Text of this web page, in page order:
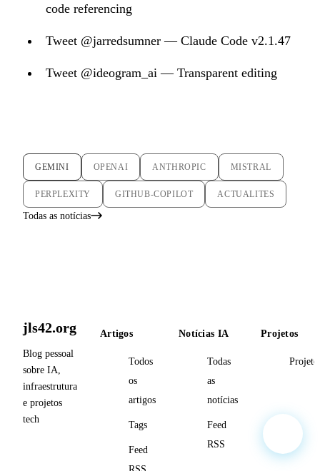
code referencing
Tweet @jarredsumner — Claude Code v2.1.47
Tweet @ideogram_ai — Transparent editing
GEMINI OPENAI ANTHROPIC MISTRAL
PERPLEXITY GITHUB-COPILOT ACTUALITES
Todas as notícias
jls42.org
Blog pessoal
sobre IA,
infraestrutura
e projetos
tech
Artigos
Todos
os
artigos
Tags
Feed
Notícias IA
Todas
as
notícias
Feed
RSS
Projetos